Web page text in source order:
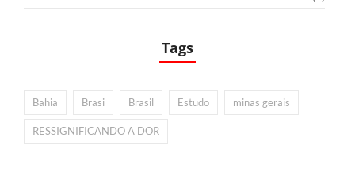
Tags
Bahia Brasi Brasil Estudo minas gerais
RESSIGNIFICANDO A DOR